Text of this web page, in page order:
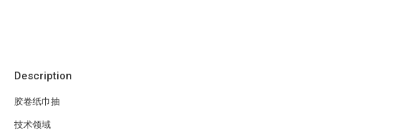
Description
胶卷纸巾抽
技术领域